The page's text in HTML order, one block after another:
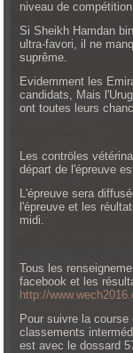
niveau de compétition.
Si Sheikh Hamdan
ultra-favori, il ne
suprême.
Evidemment les
candidats, Mais
ont toutes leurs
Les contröles
départ de l'épreuve
L'épreuve sera
l'épreuve et les
midi.
Tous les
facebook et les
http://
Pour suivre la
classements
est avec le dossard